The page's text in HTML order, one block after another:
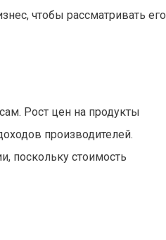
чтобы рассматривать его
Рост цен на продукты
производителей.
поскольку стоимость